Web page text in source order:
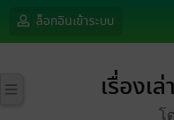
ล็อกอินเข้าระบบ
เรื่องเ
โ